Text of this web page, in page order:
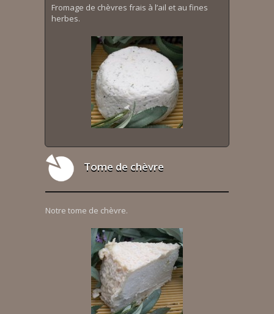
Fromage de chèvres frais à l’ail et au fines
herbes.
Tome de chèvre
Notre tome de chèvre.